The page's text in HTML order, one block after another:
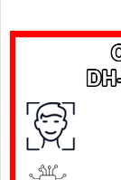
nhu cầu lưu trữ